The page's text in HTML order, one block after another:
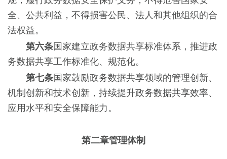
全、公共利益，不得损害公民、法人和其他组织的合
法权益。
第六条国家建立政务数据共享标准体系，推进政
务数据共享工作标准化、规范化。
第七条国家鼓励政务数据共享领域的管理创新、
机制创新和技术创新，持续提升政务数据共享效率、
应用水平和安全保障能力。
第二章管理体制